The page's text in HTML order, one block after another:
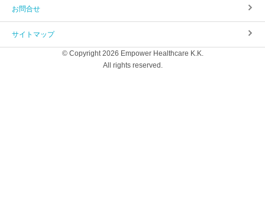
お問合せ
サイトマップ
© Copyright 2026 Empower Healthcare K.K.
All rights reserved.